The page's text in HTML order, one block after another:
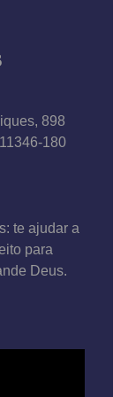
898
180
te ajudar a
para
Deus.